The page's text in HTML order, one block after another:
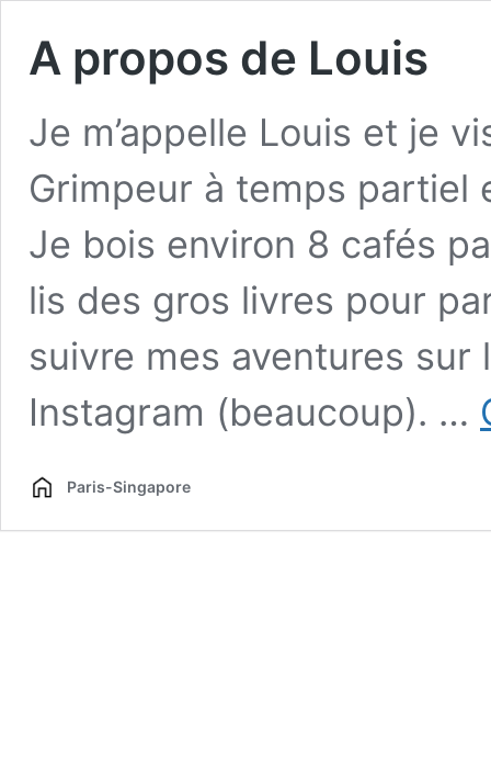
A propos de Louis
Je m’appelle Louis et je
Grimpeur à temps partiel
Je bois environ 8 cafés
lis des gros livres pour
suivre mes aventures
Instagram (beaucoup). …
Paris-Singapore